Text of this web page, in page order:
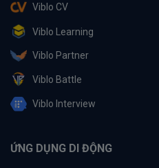
Viblo CV
Viblo Learning
Viblo Partner
Viblo Battle
Viblo Interview
ỨNG DỤNG DI ĐỘNG